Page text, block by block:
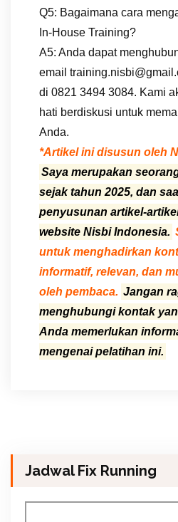
Q5: Bagaimana cara
In-House Training?
A5: Anda dapat
email
di 0821 3494 3084. Kami
hati berdiskusi untuk
Anda.
*Artikel ini disusun oleh
Saya merupakan
sejak tahun 2025, dan
penyusunan artikel-
website Nisbi Indonesia.
untuk menghadirkan
informatif, relevan, dan
oleh pembaca. Jangan
menghubungi kontak
Anda memerlukan
mengenai pelatihan ini.
Jadwal Fix Running